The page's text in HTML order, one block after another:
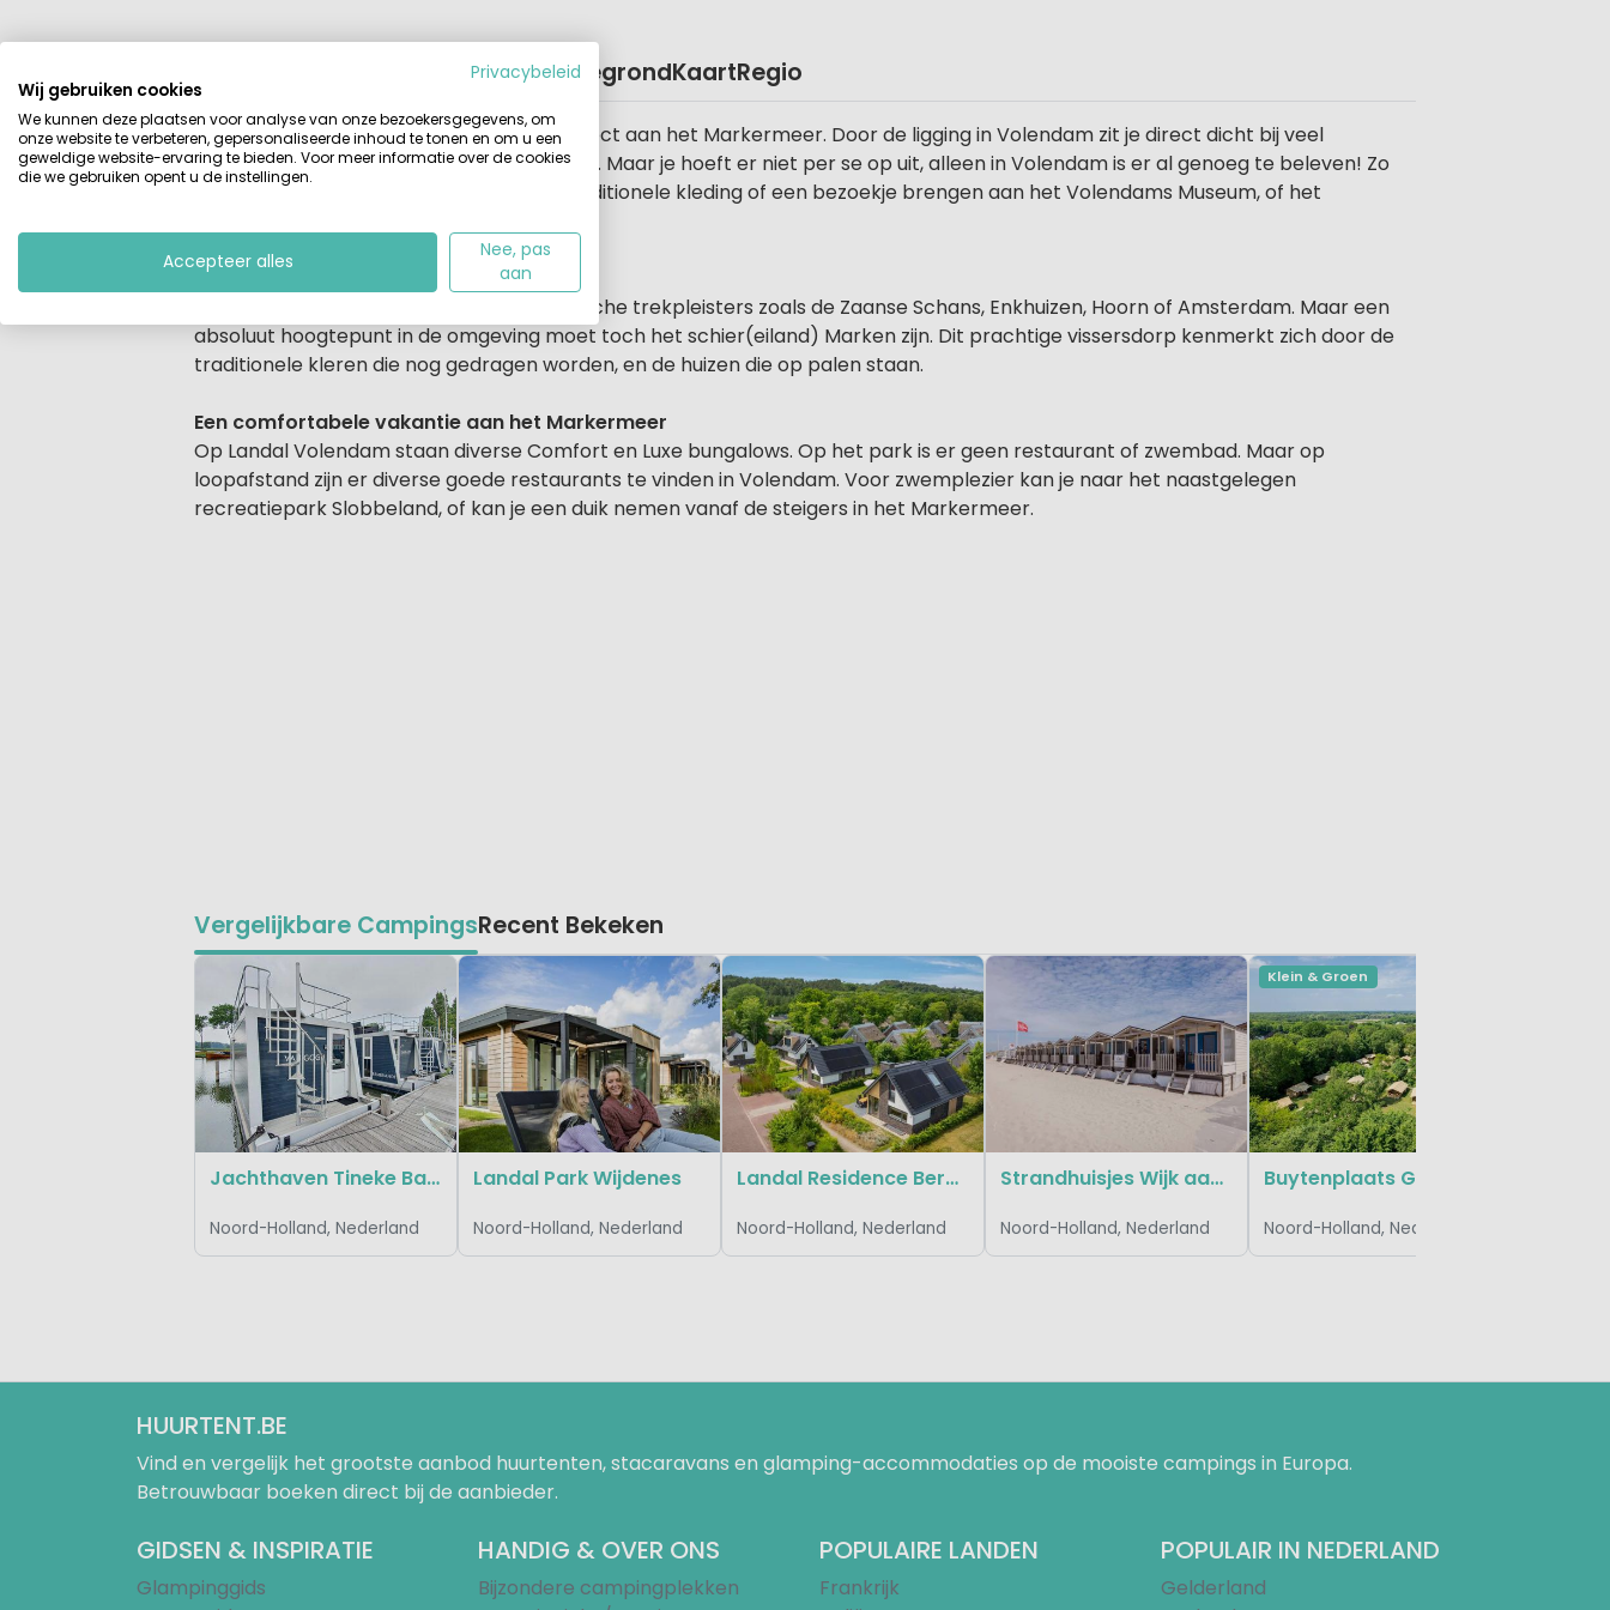
AccommodatiesPlattegrondKaartRegio
Beschrijving
Het vakantiepark Landal Volendam ligt direct aan het Markermeer. Door de ligging in Volendam zit je direct dicht bij veel
toeristische trekpleisters van de omgeving. Maar je hoeft er niet per se op uit, alleen in Volendam is er al genoeg te beleven! Zo
kan je foto's laten maken op 'De Dijk' in traditionele kleding of een bezoekje brengen aan het Volendams Museum, of het
Een heerlijke plek om te ontdekken
Met de auto ben je snel bij andere toeristische trekpleisters zoals de Zaanse Schans, Enkhuizen, Hoorn of Amsterdam. Maar een
absoluut hoogtepunt in de omgeving moet toch het schier(eiland) Marken zijn. Dit prachtige vissersdorp kenmerkt zich door de
traditionele kleren die nog gedragen worden, en de huizen die op palen staan.
Een comfortabele vakantie aan het Markermeer
Op Landal Volendam staan diverse Comfort en Luxe bungalows. Op het park is er geen restaurant of zwembad. Maar op
loopafstand zijn er diverse goede restaurants te vinden in Volendam. Voor zwemplezier kan je naar het naastgelegen
recreatiepark Slobbeland, of kan je een duik nemen vanaf de steigers in het Markermeer.
Vergelijkbare CampingsRecent Bekeken
Jachthaven Tineke Bakker (Marina Parcs)
Noord-Holland, Nederland
Landal Park Wijdenes
Noord-Holland, Nederland
Landal Residence Berger Duinen
Noord-Holland, Nederland
Strandhuisjes Wijk aan Zee
Noord-Holland, Nederland
Klein & Groen
Noord-Holland, Nederland
HUURTENT.BE
Vind en vergelijk het grootste aanbod huurtenten, stacaravans en glamping-accommodaties op de mooiste campings in Europa.
Betrouwbaar boeken direct bij de aanbieder.
GIDSEN & INSPIRATIE
Glampinggids
HANDIG & OVER ONS
Bijzondere campingplekken
POPULAIRE LANDEN
Frankrijk
POPULAIR IN NEDERLAND
Gelderland
Privacybeleid
Wij gebruiken cookies
We kunnen deze plaatsen voor analyse van onze bezoekersgegevens, om
onze website te verbeteren, gepersonaliseerde inhoud te tonen en om u een
geweldige website-ervaring te bieden. Voor meer informatie over de cookies
die we gebruiken opent u de instellingen.
Accepteer alles
Nee, pas
aan